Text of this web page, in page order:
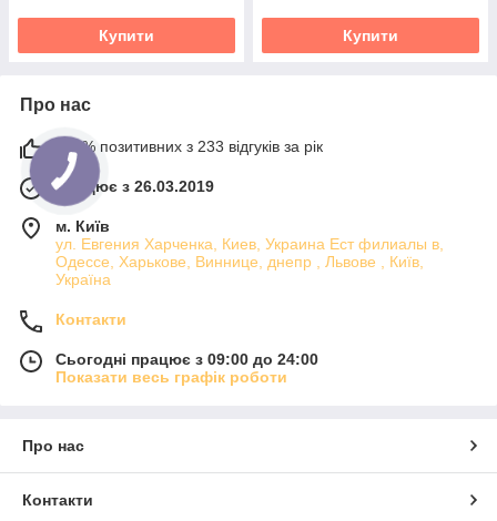
Купити Купити
Про нас
100% позитивних з 233 відгуків за рік
Працює з 26.03.2019
м. Київ
ул. Евгения Харченка, Киев, Украина Ест филиалы в,
Одессе, Харькове, Виннице, днепр , Львове , Київ,
Україна
Контакти
Сьогодні працює з 09:00 до 24:00
Показати весь графік роботи
Про нас
Контакти